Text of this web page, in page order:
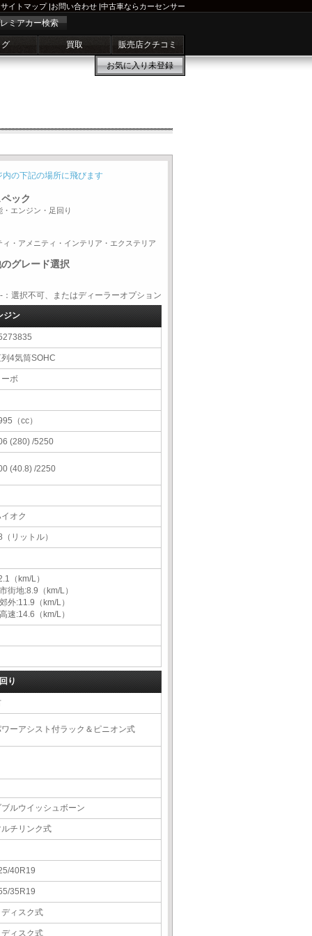
サイトマップ|お問い合わせ |中古車ならカーセンサー
ミアカー検索
買取 販売店クチコミ
お気に入り未登録
内の下記の場所に飛びます
ック
・エンジン・足回り
ィ・アメニティ・インテリア・エクステリア
グレード選択
択不可、またはディーラーオプション
ジン
4気筒SOHC
ボ
（cc）
(280) /5250
(40.8) /2250
オク
（リットル）
（km/L）
街地:8.9（km/L）
外:11.9（km/L）
速:14.6（km/L）
り
ーアシスト付ラック＆ピニオン式
ルウイッシュボーン
チリンク式
40R19
35R19
ィスク式
ィスク式